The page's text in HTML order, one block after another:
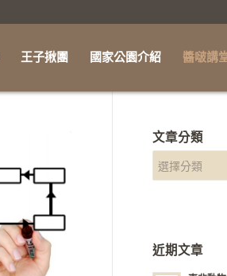
王子揪團 國家公園介紹 醬啵講
文章分類
近期文章